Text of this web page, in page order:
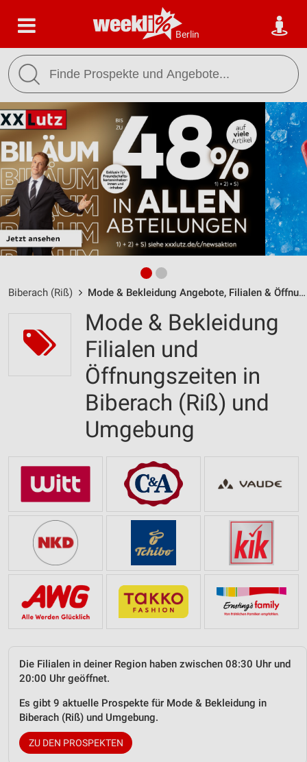
Berlin
Biberach (Riß) Mode & Bekleidung Angebote, Filialen & Öffnungszeiten
Mode & Bekleidung
Filialen und
Öffnungszeiten in
Biberach (Riß) und
Umgebung
Die Filialen in deiner Region haben zwischen 08:30 Uhr und
20:00 Uhr geöffnet.
Es gibt 9 aktuelle Prospekte für Mode & Bekleidung in
Biberach (Riß) und Umgebung.
ZU DEN PROSPEKTEN